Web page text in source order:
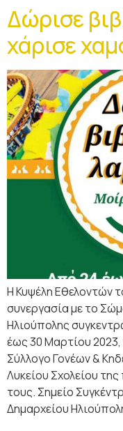
Δώρισε
χάρισε
Η Κυψέλη Εθελοντών
συνεργασία με το
Ηλιούπολης
έως 30 Μαρτίου
Σύλλογο Γονέων &
Λυκείου Σχολείου
τους. Σημείο
Δημαρχείου